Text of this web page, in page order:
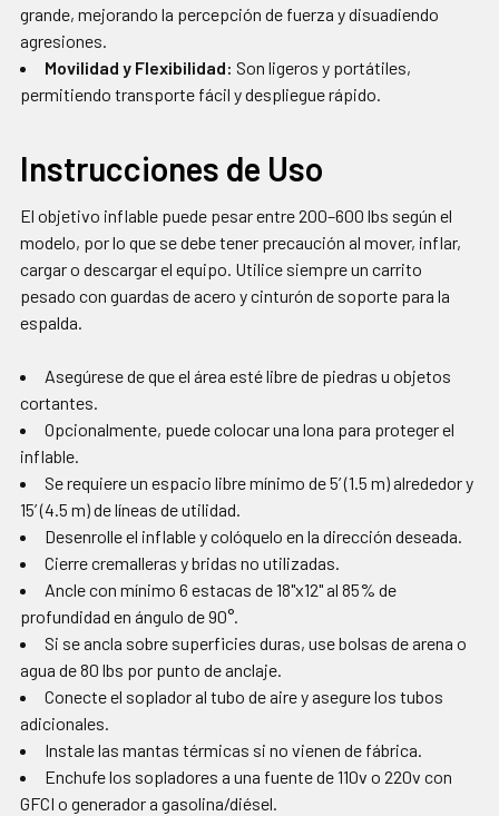
grande, mejorando la percepción de fuerza y disuadiendo
agresiones.
Movilidad y Flexibilidad: Son ligeros y portátiles,
permitiendo transporte fácil y despliegue rápido.
Instrucciones de Uso
El objetivo inflable puede pesar entre 200–600 lbs según el
modelo, por lo que se debe tener precaución al mover, inflar,
cargar o descargar el equipo. Utilice siempre un carrito
pesado con guardas de acero y cinturón de soporte para la
espalda.
Asegúrese de que el área esté libre de piedras u objetos
cortantes.
Opcionalmente, puede colocar una lona para proteger el
inflable.
Se requiere un espacio libre mínimo de 5’ (1.5 m) alrededor y
15’ (4.5 m) de líneas de utilidad.
Desenrolle el inflable y colóquelo en la dirección deseada.
Cierre cremalleras y bridas no utilizadas.
Ancle con mínimo 6 estacas de 18"x12" al 85% de
profundidad en ángulo de 90°.
Si se ancla sobre superficies duras, use bolsas de arena o
agua de 80 lbs por punto de anclaje.
Conecte el soplador al tubo de aire y asegure los tubos
adicionales.
Instale las mantas térmicas si no vienen de fábrica.
Enchufe los sopladores a una fuente de 110v o 220v con
GFCI o generador a gasolina/diésel.